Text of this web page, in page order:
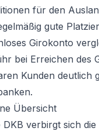
für den
gute
Girokonto
bei Erreichen des
Kunden deutlich
Übersicht
verbirgt sich die